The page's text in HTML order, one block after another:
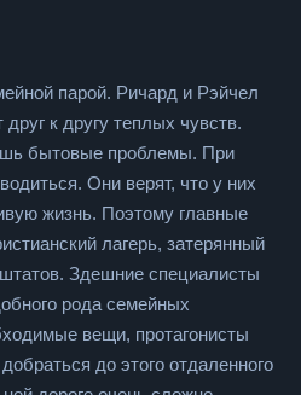
парой. Ричард и Рэйчел
к другу теплых чувств.
бытовые проблемы. При
Они верят, что у них
жизнь. Поэтому главные
лагерь, затерянный
штатов. Здешние специалисты
рода семейных
вещи, протагонисты
до этого отдаленного